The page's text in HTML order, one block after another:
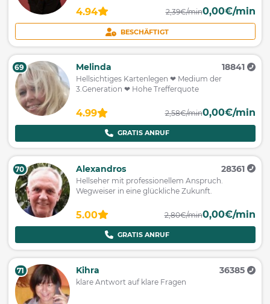
4.94 2,39€/min0,00€/min
BESCHÄFTIGT
69 Melinda 18841
Hellsichtiges Kartenlegen ❤ Medium der
3.Generation ❤ Hohe Trefferquote
4.99 2,58€/min0,00€/min
GRATIS ANRUF
70 Alexandros 28361
Hellseher mit professionellem Anspruch.
Wegweiser in eine glückliche Zukunft.
5.00 2,80€/min0,00€/min
GRATIS ANRUF
71 Kihra 36385
klare Antwort auf klare Fragen